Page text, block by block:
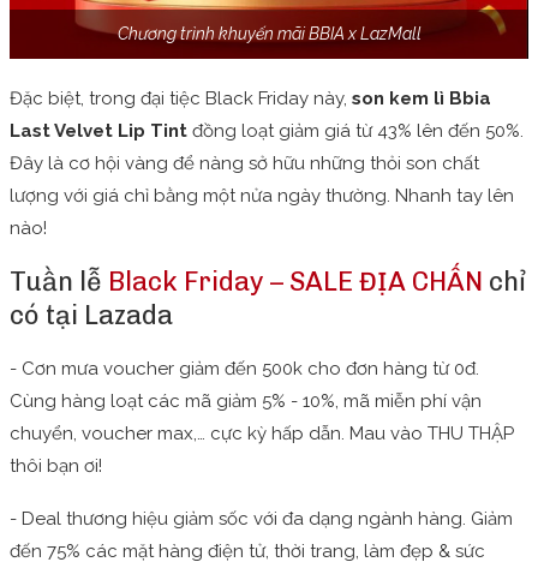
Chương trình khuyến mãi BBIA x LazMall
Đặc biệt, trong đại tiệc Black Friday này, son kem lì Bbia
Last Velvet Lip Tint đồng loạt giảm giá từ 43% lên đến 50%.
Đây là cơ hội vàng để nàng sở hữu những thỏi son chất
lượng với giá chỉ bằng một nửa ngày thường. Nhanh tay lên
nào!
Tuần lễ Black Friday – SALE ĐỊA CHẤN chỉ
có tại Lazada
- Cơn mưa voucher giảm đến 500k cho đơn hàng từ 0đ.
Cùng hàng loạt các mã giảm 5% - 10%, mã miễn phí vận
chuyển, voucher max,… cực kỳ hấp dẫn. Mau vào THU THẬP
thôi bạn ơi!
- Deal thương hiệu giảm sốc với đa dạng ngành hàng. Giảm
đến 75% các mặt hàng điện tử, thời trang, làm đẹp & sức